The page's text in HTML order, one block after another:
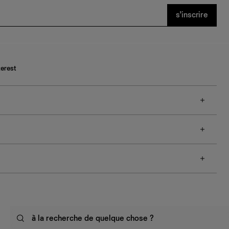
à la recherche de quelque chose ?
s’inscrire